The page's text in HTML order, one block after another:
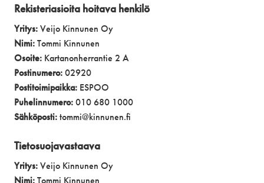
Rekisteriasioita hoitava henkilö
Yritys:Veijo Kinnunen Oy
Nimi:Tommi Kinnunen
Osoite: Kartanonherrantie 2 A
Postinumero:02920
Postitoimipaikka: ESPOO
Puhelinnumero:010 680 1000
Sähköposti:tommi@kinnunen.fi
Tietosuojavastaava
Yritys:Veijo Kinnunen Oy
Nimi:Tommi Kinnunen